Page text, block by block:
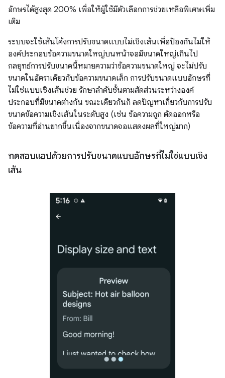
อักษรได้สูงสุด 200% เพื่อให้ผู้ใช้มีตัวเลือกการช่วยเหลือพิเศษเพิ่ม
เติม
ระบบจะใช้เส้นโค้งการปรับขนาดแบบไม่เชิงเส้นเพื่อป้องกันไม่ให้
องค์ประกอบข้อความขนาดใหญ่บนหน้าจอมีขนาดใหญ่เกินไป
กลยุทธ์การปรับขนาดนี้หมายความว่าข้อความขนาดใหญ่ จะไม่ปรับ
ขนาดในอัตราเดียวกับข้อความขนาดเล็ก การปรับขนาดแบบอักษรที่
ไม่ใช่แบบเชิงเส้นช่วย รักษาลำดับชั้นตามสัดส่วนระหว่างองค์
ประกอบที่มีขนาดต่างกัน ขณะเดียวกันก็ ลดปัญหาเกี่ยวกับการปรับ
ขนาดข้อความเชิงเส้นในระดับสูง (เช่น ข้อความถูก ตัดออกหรือ
ข้อความที่อ่านยากขึ้นเนื่องจากขนาดจอแสดงผลที่ใหญ่มาก)
ทดสอบแอปด้วยการปรับขนาดแบบอักษรที่ไม่ใช่แบบเชิง
เส้น